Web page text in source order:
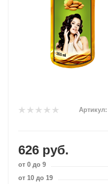
Артикул:
626 руб.
от 0 до 9
от 10 до 19